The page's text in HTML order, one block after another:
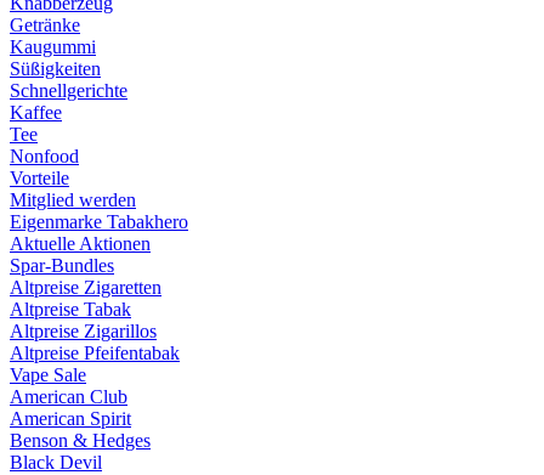
Getränke
Kaugummi
Süßigkeiten
Schnellgerichte
Kaffee
Tee
Nonfood
Vorteile
Mitglied werden
Eigenmarke Tabakhero
Aktuelle Aktionen
Spar-Bundles
Altpreise Zigaretten
Altpreise Tabak
Altpreise Zigarillos
Altpreise Pfeifentabak
Vape Sale
American Club
American Spirit
Benson & Hedges
Black Devil